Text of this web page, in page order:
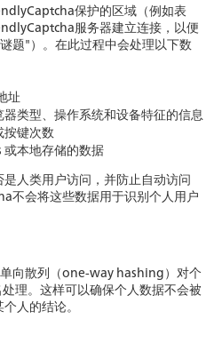
保护的区域（例如表
服务器建立连接，以便
题"）。在此过程中会处理以下数
址
类型、操作系统和设备特征的信息
按键次数
本地存储的数据
人类用户访问，并防止自动访问
不会将这些数据用于识别个人用户
向散列（one-way hashing）对个
理。这样可以确保个人数据不会被
人的结论。